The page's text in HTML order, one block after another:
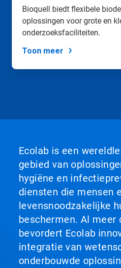
spring
diastippen.
Bioquell biedt flexibele
oplossingen voor grote en
onderzoeksfaciliteiten.
Toon meer
Ecolab is een
gebied van
hygiëne en
diensten die mensen
levensnoodzakelijke
beschermen. Al meer
bevordert Ecolab
integratie van
onderbouwde